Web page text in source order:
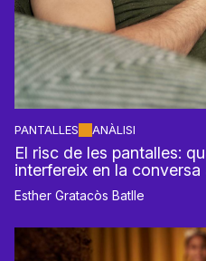
PANTALLES ANÀLISI
El risc de les pantalles:
interfereix en la conversa
Esther Gratacòs Batlle